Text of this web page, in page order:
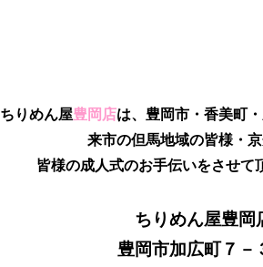
ちりめん屋豊岡店は、 豊岡市・香美町
来市の但馬地域の皆様・
皆様の成人式のお手伝いをさせて
ちりめん屋豊岡
豊岡市加広町７－